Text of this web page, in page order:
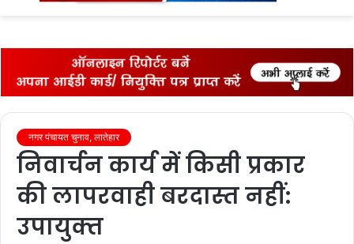
नगर पंचायत चुनाव, लातेहार
निवार्चन कार्य में किसी प्रकार
की लापरवाही बरदास्‍त नहीं:
उपायुक्‍त